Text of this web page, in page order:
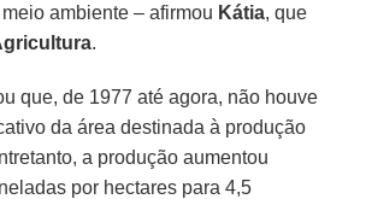
ambiente – afirmou Kátia, que
.
que, de 1977 até agora, não houve
da área destinada à produção
a produção aumentou
por hectares para 4,5